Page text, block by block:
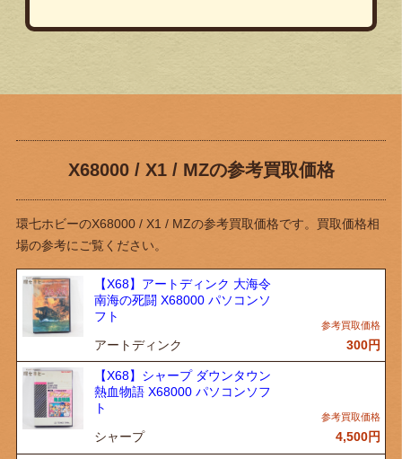
X68000 / X1 / MZの参考買取価格
環七ホビーのX68000 / X1 / MZの参考買取価格です。買取価格相
場の参考にご覧ください。
【X68】アートディンク 大海令
南海の死闘 X68000 パソコンソ
フト
アートディンク 300円
【X68】シャープ ダウンタウン
熱血物語 X68000 パソコンソフ
ト
シャープ 4,500円